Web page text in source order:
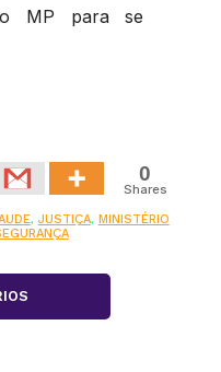
MP para se
0
Shares
, JUSTIÇA, MINISTÉRIO